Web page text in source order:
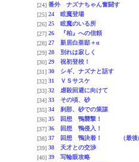
[24] 番外 ナズナちゃん奮闘す
[25] 24 眩魔登場
[26] 25 眩魔のいる所
[27] 26 『柏』への信頼
[28] 27 新居白亜邸＋α
[29] 28 別れは寂しく
[30] 29 祝初登校！
[31] 30 シギ、ナズナと話す
[32] 31 ＶＳサスケ
[33] 32 虐殺回避に向けて
[34] 33 その頃、砂
[35] 34 刹那、砂での策謀
[36] 35 回想 鴨襲撃！
[37] 36 回想 鴨侵入！
[38] 37 回想 鴨決着！ （最後に
[39] 38 天才との交渉
[40] 39 写輪眼攻略